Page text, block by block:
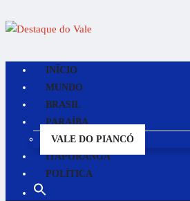
INÍCIO
MUNDO
BRASIL
PARAÍBA
VALE DO PIANCÓ
ITAPORANGA
POLÍTICA